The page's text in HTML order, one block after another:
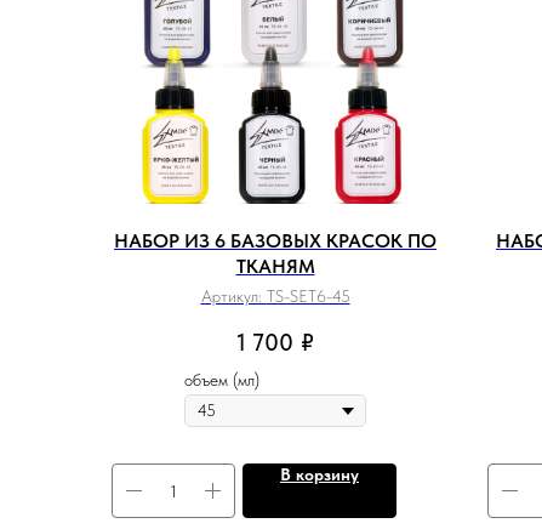
НАБОР ИЗ 6 БАЗОВЫХ КРАСОК ПО
ТКАНЯМ
Артикул: TS-SET6-45
1 700 ₽
объем (мл)
В корзину